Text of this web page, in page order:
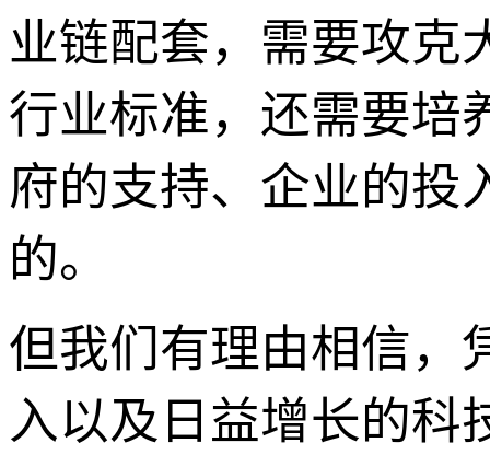
业链配套，需要攻克
行业标准，还需要培
府的支持、企业的投
的。
但我们有理由相信，
入以及日益增长的科